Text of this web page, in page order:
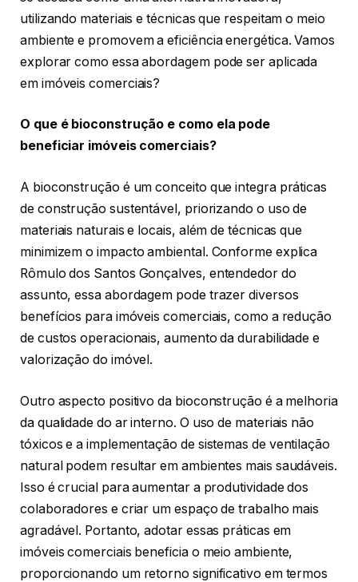
utilizando materiais e técnicas que respeitam o meio
ambiente e promovem a eficiência energética. Vamos
explorar como essa abordagem pode ser aplicada
em imóveis comerciais?
O que é bioconstrução e como ela pode
beneficiar imóveis comerciais?
A bioconstrução é um conceito que integra práticas
de construção sustentável, priorizando o uso de
materiais naturais e locais, além de técnicas que
minimizem o impacto ambiental. Conforme explica
Rômulo dos Santos Gonçalves, entendedor do
assunto, essa abordagem pode trazer diversos
benefícios para imóveis comerciais, como a redução
de custos operacionais, aumento da durabilidade e
valorização do imóvel.
Outro aspecto positivo da bioconstrução é a melhoria
da qualidade do ar interno. O uso de materiais não
tóxicos e a implementação de sistemas de ventilação
natural podem resultar em ambientes mais saudáveis.
Isso é crucial para aumentar a produtividade dos
colaboradores e criar um espaço de trabalho mais
agradável. Portanto, adotar essas práticas em
imóveis comerciais beneficia o meio ambiente,
proporcionando um retorno significativo em termos